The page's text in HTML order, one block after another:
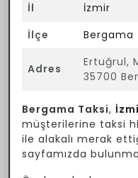
İl
İzmir
İlçe
Bergama
Adres
Ertuğrul,
35700
Bergama Taksi,
müşterilerine taksi
ile alakalı merak
sayfamızda